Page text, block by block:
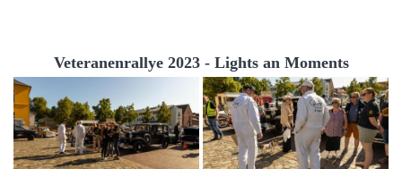
Veteranenrallye 2023 - Lights an Moments